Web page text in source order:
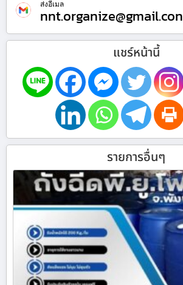
ส่งอีเมล
nnt.organize@gmail.con
แชร์หน้านี้
รายการอื่นๆ